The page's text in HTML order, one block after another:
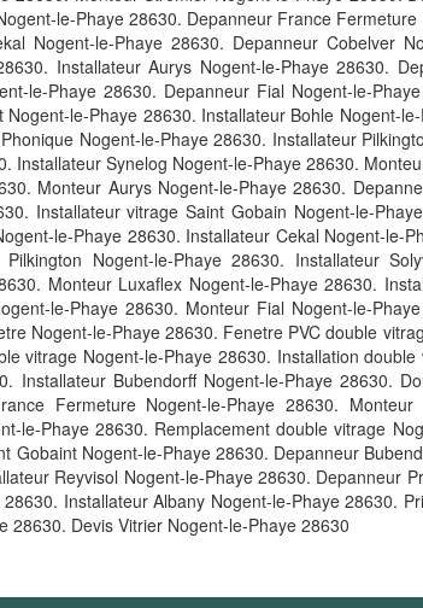
le-Phaye 28630. Depanneur France
Nogent-le-Phaye 28630. Depanneur Cobelver
Installateur Aurys Nogent-le-Phaye 28630.
le-Phaye 28630. Depanneur Fial Nogent-le-
le-Phaye 28630. Installateur Bohle Nogent-
Nogent-le-Phaye 28630. Installateur
Installateur Synelog Nogent-le-Phaye 28630.
Monteur Aurys Nogent-le-Phaye 28630.
Installateur vitrage Saint Gobain Nogent-le-
le-Phaye 28630. Installateur Cekal Nogent-
Nogent-le-Phaye 28630. Installateur
Monteur Luxaflex Nogent-le-Phaye 28630.
le-Phaye 28630. Monteur Fial Nogent-le-
Nogent-le-Phaye 28630. Fenetre PVC double
vitrage Nogent-le-Phaye 28630. Installation
Installateur Bubendorff Nogent-le-Phaye 28630.
Fermeture Nogent-le-Phaye 28630.
le-Phaye 28630. Remplacement double vitrage
Gobaint Nogent-le-Phaye 28630. Depanneur
Reyvisol Nogent-le-Phaye 28630. Depanneur
Installateur Albany Nogent-le-Phaye 28630.
28630. Devis Vitrier Nogent-le-Phaye 28630